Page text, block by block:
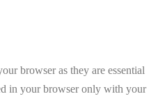
browser as they are essential
in your browser only with your